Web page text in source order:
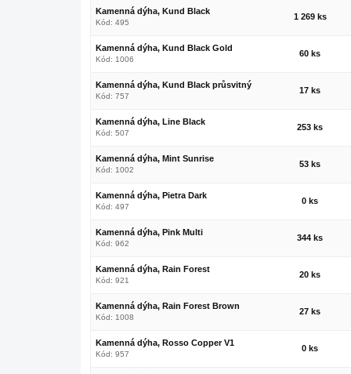
Kamenná dýha, Kund Black
Kód: 495
1 269 ks
Kamenná dýha, Kund Black Gold
Kód: 1006
60 ks
Kamenná dýha, Kund Black průsvitný
Kód: 757
17 ks
Kamenná dýha, Line Black
Kód: 507
253 ks
Kamenná dýha, Mint Sunrise
Kód: 1002
53 ks
Kamenná dýha, Pietra Dark
Kód: 497
0 ks
Kamenná dýha, Pink Multi
Kód: 962
344 ks
Kamenná dýha, Rain Forest
Kód: 921
20 ks
Kamenná dýha, Rain Forest Brown
Kód: 1008
27 ks
Kamenná dýha, Rosso Copper V1
Kód: 957
0 ks